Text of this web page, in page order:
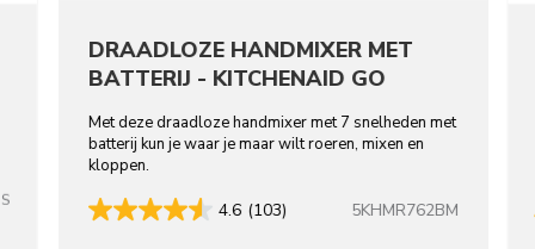
DRAADLOZE HANDMIXER MET
BATTERIJ - KITCHENAID GO
Met deze draadloze handmixer met 7 snelheden met
batterij kun je waar je maar wilt roeren, mixen en
kloppen.
4.6 (103) 5KHMR762BM